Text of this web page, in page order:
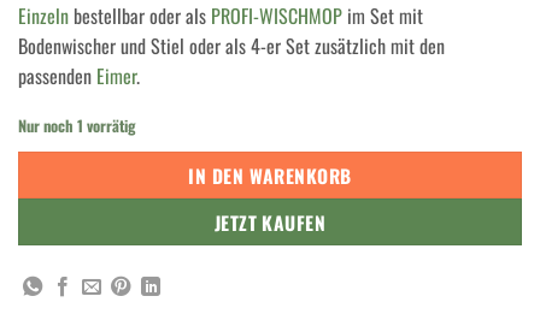
Einzeln bestellbar oder als PROFI-WISCHMOP im Set mit
Bodenwischer und Stiel oder als 4-er Set zusätzlich mit den
passenden Eimer.
Nur noch 1 vorrätig
IN DEN WARENKORB
JETZT KAUFEN